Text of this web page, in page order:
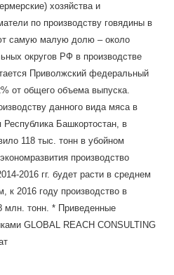
хозяйства и
по производству говядины в
самую малую долю – около
округов РФ в производстве
Приволжский федеральный
от общего объема выпуска.
данного вида мяса в
Республика Башкортостан, в
118 тыс. тонн в убойном
производство
гг. будет расти в среднем
к 2016 году производство в
млн. тонн. * Приведенные
GLOBAL REACH CONSULTING